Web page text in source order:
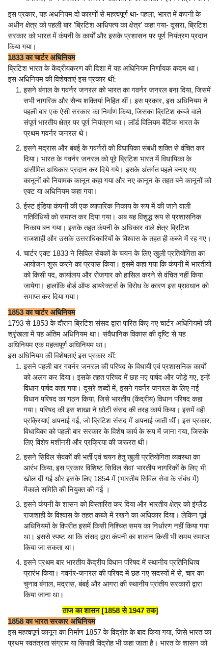
इस प्रकार, यह अधनियम दो कारणों से महत्वपूर्ण था- पहला, भारत में कंपनी के
अधीन क्षेत्र को पहली बार 'ब्रिटिश आधिपत्य का क्षेत्र' कहा गया- दूसरा, ब्रिटिश
सरकार को भारत में कंपनी के कार्यों और इसके प्रशासन पर पूर्ण नियंत्रण प्रदान
किया गया।
1833 का चार्टर अधिनियम
ब्रिटिश भारत के केंद्रीयकरण की दिशा में यह अधिनियम निर्णायक कदम था।
इस अधिनियम की विशेषताएं इस प्रकार थीं:
इसने बंगाल के गवर्नर जनरल को भारत का गवर्नर जनरल बना दिया, जिसमें
सभी नागरिक और सैन्य शक्तियां निहित थीं। इस प्रकार, इस अधिनियम ने
पहली बार एक ऐसी सरकार का निर्माण किया, जिसका ब्रिटिश कब्जे वाले
संपूर्ण भारतीय क्षेत्र पर पूर्ण नियंत्रण था। लॉर्ड विलियम बैंटिंक भारत के
प्रथम गवर्नर जनरल थे।
इसने मद्रास और बंबई के गवर्नरों को विधायिका संबंधी शक्ति से वंचित कर
दिया। भारत के गवर्नर जनरल को पूरे ब्रिटिश भारत में विधायिका के
असीमित अधिकार प्रदान कर दिये गये। इसके अंतर्गत पहले बनाए गए
कानूनों को नियामक कानून कहा गया और नए कानून के तहत बने कानूनों को
एक्ट या अधिनियम कहा गया।
ईस्ट इंडिया कंपनी की एक व्यापारिक निकाय के रूप में की जाने वाली
गतिविधियों को समाप्त कर दिया गया। अब यह विशुद्ध रूप से प्रशासनिक
निकाय बन गया। इसके तहत कंपनी के अधिकार वाले क्षेत्र ब्रिटिश
राजशाही और उसके उत्तराधिकारियों के विश्वास के तहत ही कब्जे में रह गए।
चार्टर एक्ट 1833 ने सिविल सेवकों के चयन के लिए खुली प्रतियोगिता का
आयोजन शुरू करने का प्रयास किया। इसमें कहा गया कि कंपनी में भारतीयों
को किसी पद, कार्यालय और रोजगार को हासिल करने से वंचित नहीं किया
जायेगा। हालांकि बोर्ड ऑफ डायरेक्टर्स के विरोध के कारण इस प्रावधान को
समाप्त कर दिया गया।
1853 का चार्टर अधिनियम
1793 से 1853 के दौरान ब्रिटिश संसद द्वारा पारित किए गए चार्टर अधिनियमों की
श्रृंखला में यह अंतिम अधिनियम था। संवैधानिक विकास की दृष्टि से यह
अधिनियम एक महत्वपूर्ण अधिनियम था।
इस अधिनियम की विशेषताएं इस प्रकार थीं:
इसने पहली बार गवर्नर जनरल की परिषद के विधायी एवं प्रशासनिक कार्यों
को अलग कर दिया। इसके तहत परिषद में छह नए पार्षद और जोड़े गए, इन्हें
विधान पार्षद कहा गया। दूसरे शब्दों में, इसने गवर्नर जनरल के लिए नई
विधान परिषद का गठन किया, जिसे भारतीय (केंद्रीय) विधान परिषद कहा
गया। परिषद की इस शाखा ने छोटी संसद की तरह कार्य किया। इसमें वही
प्रक्रियाएं अपनाई गईं, जो ब्रिटिश संसद में अपनाई जाती थीं। इस प्रकार,
विधायिका को पहली बार सरकार के विशेष कार्य के रूप में जाना गया, जिसके
लिए विशेष मशीनरी और प्रक्रिया की जरूरत थी।
इसने सिविल सेवकों की भर्ती एवं चयन हेतु खुली प्रतियोगिता व्यवस्था का
आरंभ किया, इस प्रकार विशिष्ट सिविल सेवा' भारतीय नागरिकों के लिए भी
खोल दी गई और इसके लिए 1854 में (भारतीय सिविल सेवा के संबंध में)
मैकाले समिति की नियुक्त की गई ।
इसने कंपनी के शासन को विस्तारित कर दिया और भारतीय क्षेत्र को इंग्लैंड
राजशाही के विश्वास के तहत कब्जे में रखने का अधिकार दिया। लेकिन पूर्व
अधिनियमों के विपरीत इसमें किसी निश्चित समय का निर्धारण नहीं किया गया
था। इससे स्पष्ट था कि संसद द्वारा कंपनी का शासन किसी भी समय समाप्त
किया जा सकता था।
इसने प्रथम बार भारतीय केंद्रीय विधान परिषद में स्थानीय प्रतिनिधित्व
प्रारंभ किया। गवर्नर-जनरल की परिषद में छह नए सदस्यों में से, चार का
चुनाव बंगाल, मद्रास, बंबई और आगरा की स्थानीय प्रांतीय सरकारों द्वारा
किया जाना था।
ताज का शासन [1858 से 1947 तक]
1858 का भारत सरकार अधिनियम
इस महत्वपूर्ण कानून का निर्माण 1857 के विद्रोह के बाद किया गया, जिसे भारत का
प्रथम स्वतंत्रता संग्राम या सिपाही विद्रोह भी कहा जाता है। भारत के शासन को